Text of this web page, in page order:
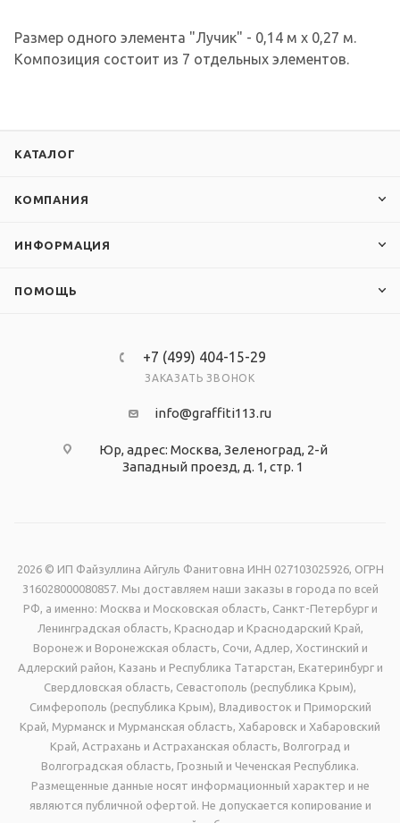
Размер одного элемента "Лучик" - 0,14 м х 0,27 м.
Композиция состоит из 7 отдельных элементов.
КАТАЛОГ
КОМПАНИЯ
ИНФОРМАЦИЯ
ПОМОЩЬ
+7 (499) 404-15-29
ЗАКАЗАТЬ ЗВОНОК
info@graffiti113.ru
Юр, адрес: Москва, Зеленоград, 2-й
Западный проезд, д. 1, стр. 1
2026 © ИП Файзуллина Айгуль Фанитовна ИНН 027103025926, ОГРН
316028000080857. Мы доставляем наши заказы в города по всей
РФ, а именно: Москва и Московская область, Санкт-Петербург и
Ленинградская область, Краснодар и Краснодарский Край,
Воронеж и Воронежская область, Сочи, Адлер, Хостинский и
Адлерский район, Казань и Республика Татарстан, Екатеринбург и
Свердловская область, Севастополь (республика Крым),
Симферополь (республика Крым), Владивосток и Приморский
Край, Мурманск и Мурманская область, Хабаровск и Хабаровский
Край, Астрахань и Астраханская область, Волгоград и
Волгоградская область, Грозный и Чеченская Республика.
Размещенные данные носят информационный характер и не
являются публичной офертой. Не допускается копирование и